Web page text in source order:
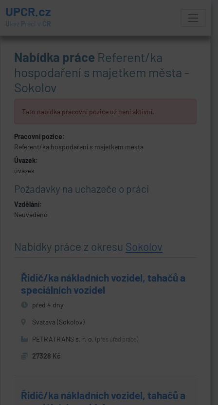
UPCR.cz
U kaž Práci v ČR
Nabídka práce Referent/ka
hospodaření s majetkem města -
Sokolov
Tato nabídka pracovní pozice už není aktivní.
Pracovní pozice:
Referent/ka hospodaření s majetkem města
Úvazek:
úvazek
Požadavky na uchazeče o práci
Vzdělání:
Neuvedeno
Nabídky práce z okresu Sokolov
Řidič/ka nákladních vozidel, tahačů a
speciálních vozidel
před 4 dny
Svatava (Sokolov)
PETRATRANS s. r. o. (přes úřad práce)
27328 Kč
Řidič/ka nákladních vozidel, tahačů a